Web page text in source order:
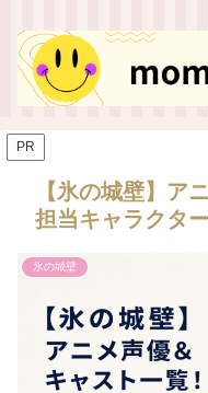
PR
【氷の城壁】ア
担当キャラクタ
氷の城壁